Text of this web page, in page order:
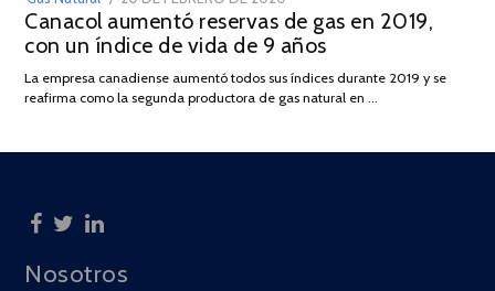
ON
DE
JULIO
2025
Canacol aumentó reservas de gas en 2019,
con un índice de vida de 9 años
La empresa canadiense aumentó todos sus índices durante 2019 y se
reafirma como la segunda productora de gas natural en …
Nosotros